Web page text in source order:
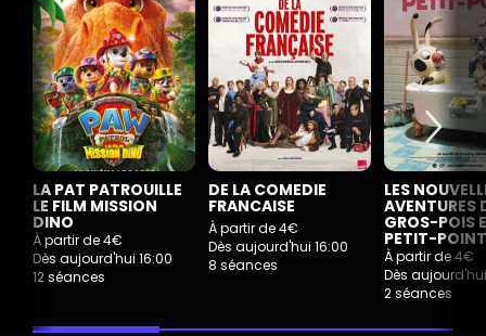
LA PAT PATROUILLE
LE FILM MISSION
DINO
À partir de 4€
Dès aujourd'hui 16:00
12 séances
DE LA COMEDIE
FRANCAISE
À partir de 4€
Dès aujourd'hui 16:00
8 séances
LES
AVENTURES
GROS-POIS
PETIT-POINT
À partir de 4€
Dès
2 séances